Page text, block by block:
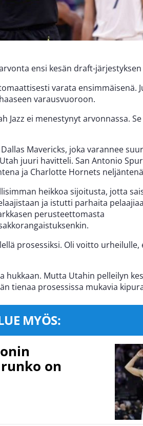
ensi kesän draft-
varata ensimmäisenä.
varausvuoroon.
Jazz ei menestynyt arvonnassa.
Mavericks, joka varannee
juuri havitteli. San Antonio
ja Charlotte Hornets
heikkoa sijoitusta, jotta
ja istutti parhaita
perusteettomasta
prosessiksi. Oli voitto urheilulle,
hukkaan. Mutta Utahin pelleilyn
tienaa prosessissa mukavia
MYÖS:
on